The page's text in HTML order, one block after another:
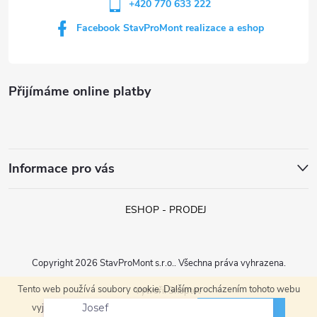
Tento web používá soubory cookie. Dalším procházením tohoto webu
vyjadřujete souhlas s jejich používáním.
v
i
Přijímáme online platby
Informace pro vás
+420 770 633 222
Facebook StavProMont realizace a eshop
ESHOP - PRODEJ
Vytvořil Shoptet
Copyright 2026 StavProMont s.r.o.. Všechna práva vyhrazena.
Josef
právě objednal: